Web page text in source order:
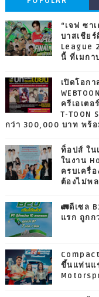
“เจฟ ซ
บาสเชีย
League
นี้ ที่เมกา
เปิดโอกา
ครีเอเต
T-TOON
กว่า 300,000 บาท พร้
ท็อปส์ ใน
ในงาน
ครบเครื่
ต้องไม่พ
🚛ดีเซล
แรก ถูกก
ขึ้นแท่นแ